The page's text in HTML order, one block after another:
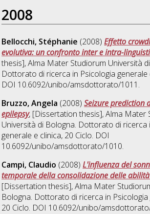
2008
Bellocchi, Stéphanie (2008)Effetto
evolutiva: un confronto inter e intra-
thesis], Alma Mater Studiorum Università
Dottorato di ricerca in Psicologia generale
DOI 10.6092/unibo/amsdottorato/1011.
Bruzzo, Angela (2008)Seizure prediction
epilepsy, [Dissertation thesis], Alma Mater
Università di Bologna. Dottorato di ricerca
generale e clinica, 20 Ciclo. DOI
10.6092/unibo/amsdottorato/1010.
Campi, Claudio (2008)L'influenza del
temporale della consolidazione delle
[Dissertation thesis], Alma Mater
Bologna. Dottorato di ricerca in
20 Ciclo. DOI 10.6092/unibo/